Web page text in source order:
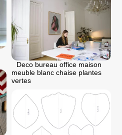
Deco bureau office maison
meuble blanc chaise plantes
vertes